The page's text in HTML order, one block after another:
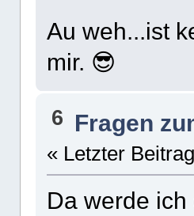
Au weh...ist
mir. 😎
6 Fragen
« Letzter
Da werde